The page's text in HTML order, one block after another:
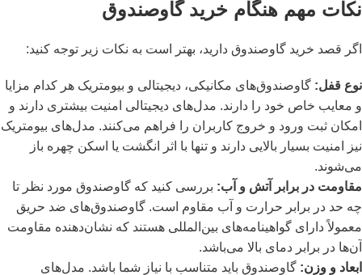
نکات مهم هنگام خرید گاوصندوق
اگر قصد خرید گاوصندوق دارید، بهتر است به نکات زیر توجه کنید:
نوع قفل: گاوصندوق‌های مکانیکی، دیجیتالی و بیومتریک هر کدام مزایا
و معایب خاص خود را دارند. مدل‌های دیجیتالی امنیت بیشتری دارند و
امکان ثبت ورود و خروج کاربران را فراهم می‌کنند. مدل‌های بیومتریک
نیز امنیت بسیار بالایی دارند و تنها با اثر انگشت یا اسکن چهره باز
می‌شوند.
مقاومت در برابر آتش و آب: بررسی کنید که گاوصندوق مورد نظر تا
چه حد در برابر حرارت و آب مقاوم است. گاوصندوق‌های ضد حریق
معمولاً دارای گواهینامه‌های بین‌المللی هستند که نشان‌دهنده مقاومت
آن‌ها در برابر دمای بالا می‌باشد.
ابعاد و وزن: گاوصندوق باید متناسب با نیاز شما باشد. مدل‌های